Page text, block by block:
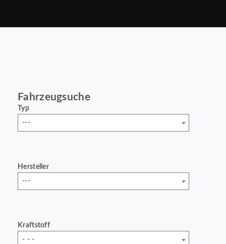
Fahrzeugsuche
Typ
---
Hersteller
---
Kraftstoff
- - -